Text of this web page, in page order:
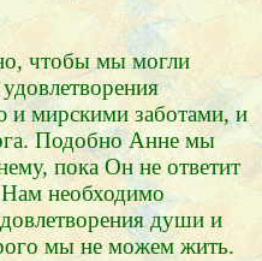
чтобы мы могли
и мирскими заботами, и
Подобно Анне мы
пока Он не ответит
необходимо
души и
мы не можем жить.